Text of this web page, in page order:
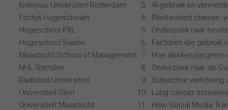
Erasmus Universiteit Rotterdam
Fontys Hogescholen
Hogeschool PXL
Hogeschool Saxion
Maastricht School of Management
NHL Stenden
Radboud Universiteit
Universiteit Gent
Universiteit Maastricht
AI-gebruik en
Plant-based cheese:
Onderzoek naar
Factoren die gebruik
Hoe denken
Onderzoek naar de
Subjective well-being
Lung cancer
How Social Media